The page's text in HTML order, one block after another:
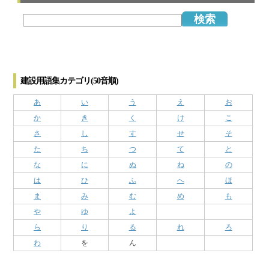
建設用語集カテゴリ(50音順)
あ い う え
お
か
き く け
こ
さ
し す せ
そ
た
ち つ て
と
な
に ぬ ね
の
は
ひ ふ へ
ほ
ま
み む め
も
や
ゆ
よ
ら
り る れ
ろ
わ
を ん